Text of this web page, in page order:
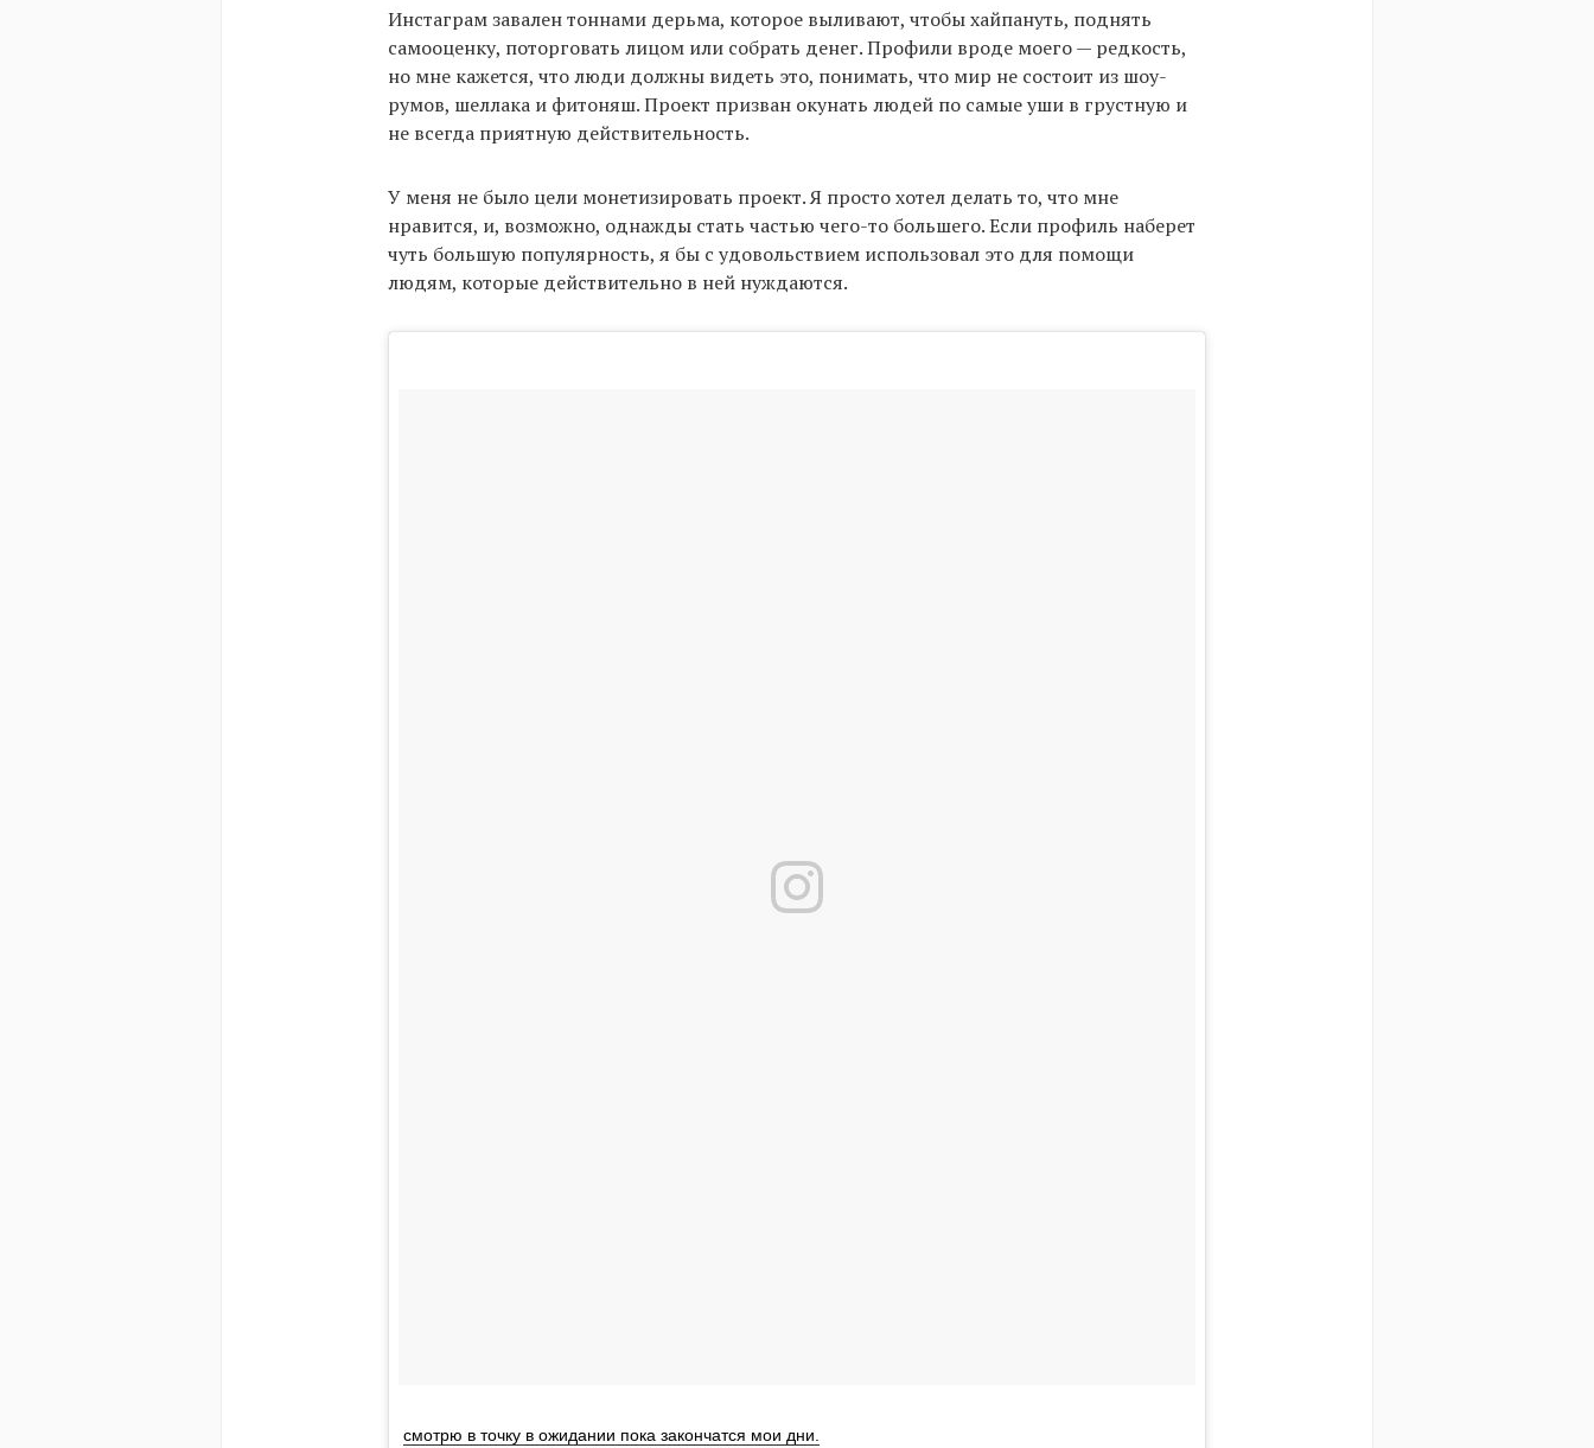
Инстаграм завален тоннами дерьма, которое выливают, чтобы хайпануть, поднять
самооценку, поторговать лицом или собрать денег. Профили вроде моего — редкость,
но мне кажется, что люди должны видеть это, понимать, что мир не состоит из шоу-
румов, шеллака и фитоняш. Проект призван окунать людей по самые уши в грустную и
не всегда приятную действительность.
У меня не было цели монетизировать проект. Я просто хотел делать то, что мне
нравится, и, возможно, однажды стать частью чего-то большего. Если профиль наберет
чуть большую популярность, я бы с удовольствием использовал это для помощи
людям, которые действительно в ней нуждаются.
смотрю в точку в ожидании пока закончатся мои дни.